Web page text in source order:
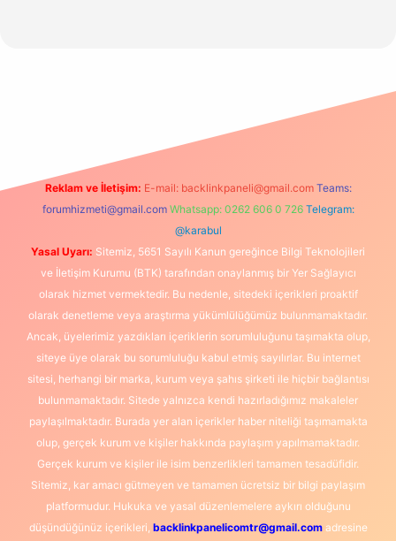
Reklam ve İletişim: E-mail: backlinkpaneli@gmail.com Teams:
forumhizmeti@gmail.com Whatsapp: 0262 606 0 726 Telegram:
@karabul
Yasal Uyarı: Sitemiz, 5651 Sayılı Kanun gereğince Bilgi Teknolojileri
ve İletişim Kurumu (BTK) tarafından onaylanmış bir Yer Sağlayıcı
olarak hizmet vermektedir. Bu nedenle, sitedeki içerikleri proaktif
olarak denetleme veya araştırma yükümlülüğümüz bulunmamaktadır.
Ancak, üyelerimiz yazdıkları içeriklerin sorumluluğunu taşımakta olup,
siteye üye olarak bu sorumluluğu kabul etmiş sayılırlar. Bu internet
sitesi, herhangi bir marka, kurum veya şahıs şirketi ile hiçbir bağlantısı
bulunmamaktadır. Sitede yalnızca kendi hazırladığımız makaleler
paylaşılmaktadır. Burada yer alan içerikler haber niteliği taşımamakta
olup, gerçek kurum ve kişiler hakkında paylaşım yapılmamaktadır.
Gerçek kurum ve kişiler ile isim benzerlikleri tamamen tesadüfidir.
Sitemiz, kar amacı gütmeyen ve tamamen ücretsiz bir bilgi paylaşım
platformudur. Hukuka ve yasal düzenlemelere aykırı olduğunu
düşündüğünüz içerikleri, backlinkpanelicomtr@gmail.comadresine